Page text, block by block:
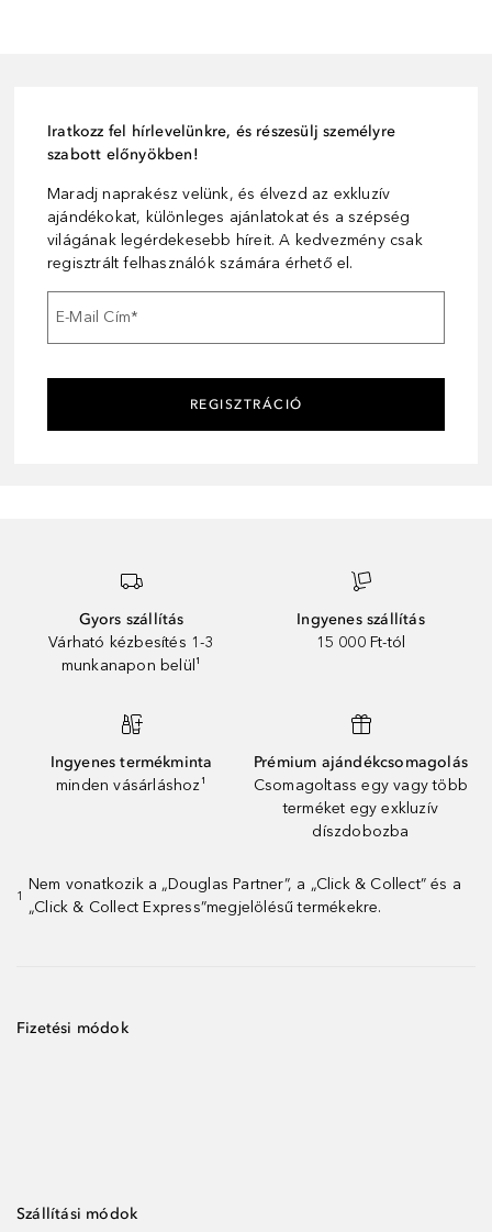
Iratkozz fel hírlevelünkre, és részesülj személyre
szabott előnyökben!
Maradj naprakész velünk, és élvezd az exkluzív
ajándékokat, különleges ajánlatokat és a szépség
világának legérdekesebb híreit. A kedvezmény csak
regisztrált felhasználók számára érhető el.
E-Mail Cím*
REGISZTRÁCIÓ
Gyors szállítás
Várható kézbesítés 1-3
munkanapon belül¹
Ingyenes szállítás
15 000 Ft-tól
Ingyenes termékminta
minden vásárláshoz¹
Prémium ajándékcsomagolás
Csomagoltass egy vagy több
terméket egy exkluzív
díszdobozba
1
Nem vonatkozik a „Douglas Partner”, a „Click & Collect” és a
„Click & Collect Express”megjelölésű termékekre.
Fizetési módok
Szállítási módok